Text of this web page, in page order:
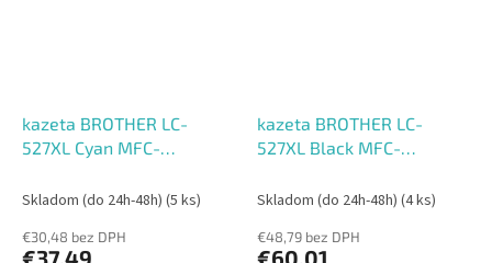
kazeta BROTHER LC-
527XL Cyan MFC-
(2000 str.)
Skladom (do 24h-48h) (5 ks)
€30,48 bez DPH
€37,49
kazeta BROTHER LC-
527XL Black MFC-
(3000 str.)
Skladom (do 24h-48h) (4 ks)
€48,79 bez DPH
€60,01